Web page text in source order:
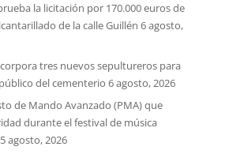
la licitación por 170.000 euros de
de la calle Guillén 6 agosto,
tres nuevos sepultureros para
del cementerio 6 agosto, 2026
de Mando Avanzado (PMA) que
durante el festival de música
5 agosto, 2026